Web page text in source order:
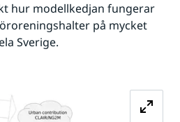
hur modellkedjan fungerar
på mycket
Sverige.